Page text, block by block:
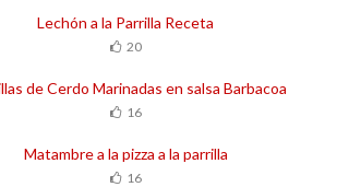
Lechón a la Parrilla Receta
20
de Cerdo Marinadas en salsa Barbacoa
16
Matambre a la pizza a la parrilla
16